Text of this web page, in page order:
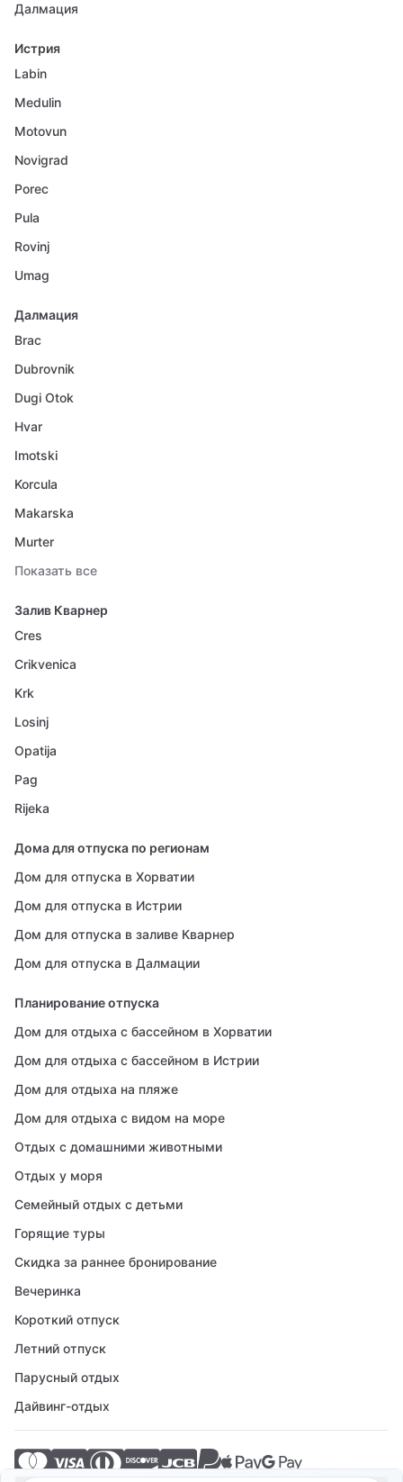
Далмация
Истрия
Labin
Medulin
Motovun
Novigrad
Porec
Pula
Rovinj
Umag
Далмация
Brac
Dubrovnik
Dugi Otok
Hvar
Imotski
Korcula
Makarska
Murter
Показать все
Залив Кварнер
Cres
Crikvenica
Krk
Losinj
Opatija
Pag
Rijeka
Дома для отпуска по регионам
Дом для отпуска в Хорватии
Дом для отпуска в Истрии
Дом для отпуска в заливе Кварнер
Дом для отпуска в Далмации
Планирование отпуска
Дом для отдыха с бассейном в Хорватии
Дом для отдыха с бассейном в Истрии
Дом для отдыха на пляже
Дом для отдыха с видом на море
Отдых с домашними животными
Отдых у моря
Семейный отдых с детьми
Горящие туры
Скидка за раннее бронирование
Вечеринка
Короткий отпуск
Летний отпуск
Парусный отдых
Дайвинг-отдых